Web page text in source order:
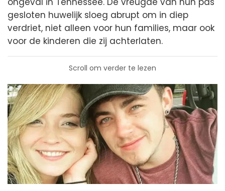
gesloten huwelijk sloeg abrupt om in diep
verdriet, niet alleen voor hun families, maar ook
voor de kinderen die zij achterlaten.
Scroll om verder te lezen